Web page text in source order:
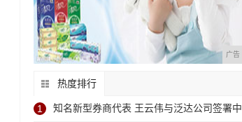
广告
热度排行
1 知名新型券商代表 王云伟与泛达公司签署中